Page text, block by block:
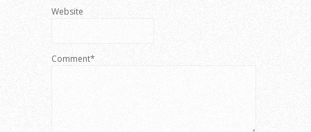
Website
Comment*